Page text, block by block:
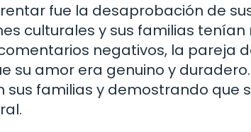
fue la desaprobación de
culturales y sus familias tenían
negativos, la pareja
su amor era genuino y
familias y demostrando que